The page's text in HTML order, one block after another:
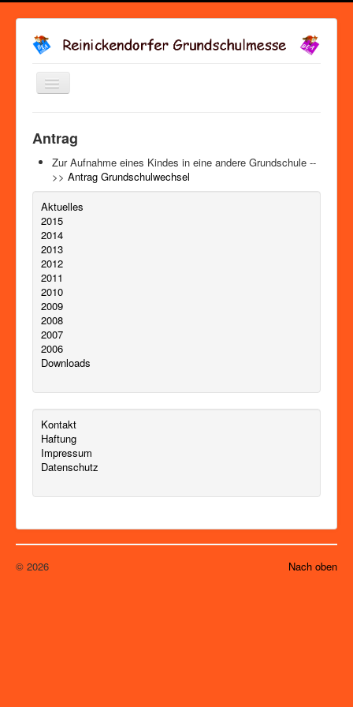
Navigation
Antrag
Zur Aufnahme eines Kindes in eine andere Grundschule --
>> Antrag Grundschulwechsel
Aktuelles
2015
2014
2013
2012
2011
2010
2009
2008
2007
2006
Downloads
Kontakt
Haftung
Impressum
Datenschutz
Nach oben
© 2026